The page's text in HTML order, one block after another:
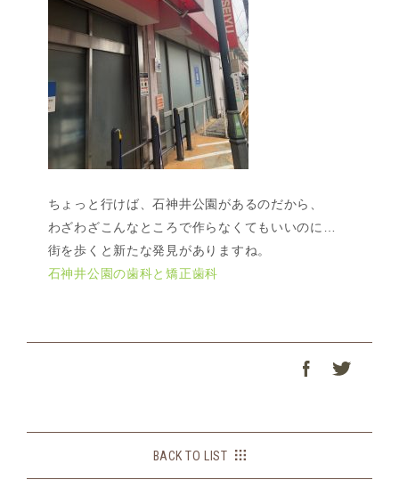
ちょっと行けば、石神井公園があるのだから、
わざわざこんなところで作らなくてもいいのに…
街を歩くと新たな発見がありますね。
石神井公園の歯科と矯正歯科
BACK TO LIST